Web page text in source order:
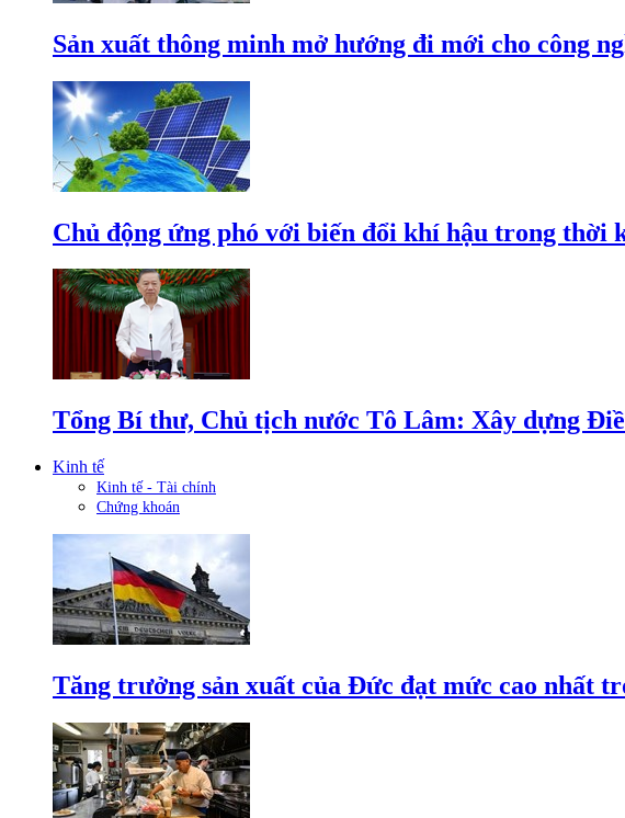
Sản xuất thông minh mở hướng đi mới cho công
Chủ động ứng phó với biến đổi khí hậu trong thời
Tổng Bí thư, Chủ tịch nước Tô Lâm: Xây dựng
Kinh tế
Kinh tế - Tài chính
Chứng khoán
Tăng trưởng sản xuất của Đức đạt mức cao nhất